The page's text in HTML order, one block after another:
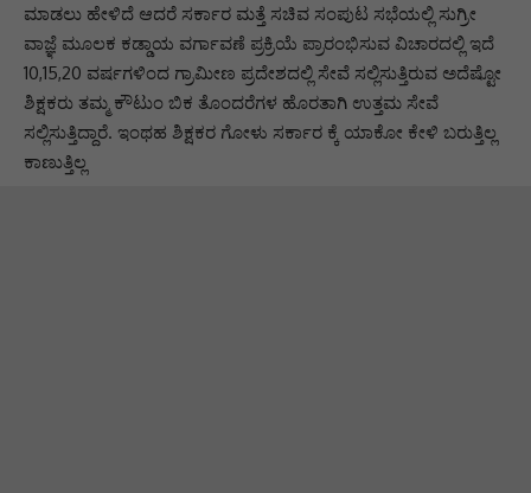
ಮಾಡಲು ಹೇಳಿದೆ ಆದರೆ ಸರ್ಕಾರ ಮತ್ತೆ ಸಚಿವ ಸಂಪುಟ ಸಭೆಯಲ್ಲಿ ಸುಗ್ರೀ
ವಾಜ್ಞೆ ಮೂಲಕ ಕಡ್ಡಾಯ ವರ್ಗಾವಣೆ ಪ್ರಕ್ರಿಯೆ ಪ್ರಾರಂಭಿಸುವ ವಿಚಾರದಲ್ಲಿ ಇದೆ
10,15,20 ವರ್ಷಗಳಿಂದ ಗ್ರಾಮೀಣ ಪ್ರದೇಶದಲ್ಲಿ ಸೇವೆ ಸಲ್ಲಿಸುತ್ತಿರುವ ಅದೆಷ್ಟೋ
ಶಿಕ್ಷಕರು ತಮ್ಮ ಕೌಟುಂ ಬಿಕ ತೊಂದರೆಗಳ ಹೊರತಾಗಿ ಉತ್ತಮ ಸೇವೆ
ಸಲ್ಲಿಸುತ್ತಿದ್ದಾರೆ. ಇಂಥಹ ಶಿಕ್ಷಕರ ಗೋಳು ಸರ್ಕಾರ ಕ್ಕೆ ಯಾಕೋ ಕೇಳಿ ಬರುತ್ತಿಲ್ಲ
ಕಾಣುತ್ತಿಲ್ಲ